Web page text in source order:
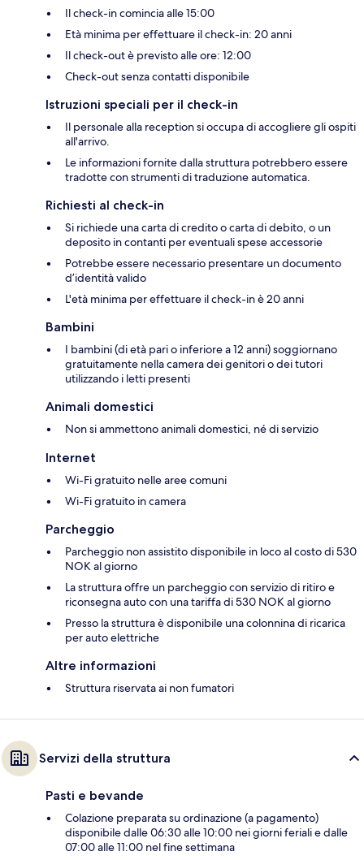
Il check-in comincia alle 15:00
Età minima per effettuare il check-in: 20 anni
Il check-out è previsto alle ore: 12:00
Check-out senza contatti disponibile
Istruzioni speciali per il check-in
Il personale alla reception si occupa di accogliere gli ospiti
all'arrivo.
Le informazioni fornite dalla struttura potrebbero essere
tradotte con strumenti di traduzione automatica.
Richiesti al check-in
Si richiede una carta di credito o carta di debito, o un
deposito in contanti per eventuali spese accessorie
Potrebbe essere necessario presentare un documento
d’identità valido
L'età minima per effettuare il check-in è 20 anni
Bambini
I bambini (di età pari o inferiore a 12 anni) soggiornano
gratuitamente nella camera dei genitori o dei tutori
utilizzando i letti presenti
Animali domestici
Non si ammettono animali domestici, né di servizio
Internet
Wi-Fi gratuito nelle aree comuni
Wi-Fi gratuito in camera
Parcheggio
Parcheggio non assistito disponibile in loco al costo di 530
NOK al giorno
La struttura offre un parcheggio con servizio di ritiro e
riconsegna auto con una tariffa di 530 NOK al giorno
Presso la struttura è disponibile una colonnina di ricarica
per auto elettriche
Altre informazioni
Struttura riservata ai non fumatori
Servizi della struttura
Pasti e bevande
Colazione preparata su ordinazione (a pagamento)
disponibile dalle 06:30 alle 10:00 nei giorni feriali e dalle
07:00 alle 11:00 nel fine settimana